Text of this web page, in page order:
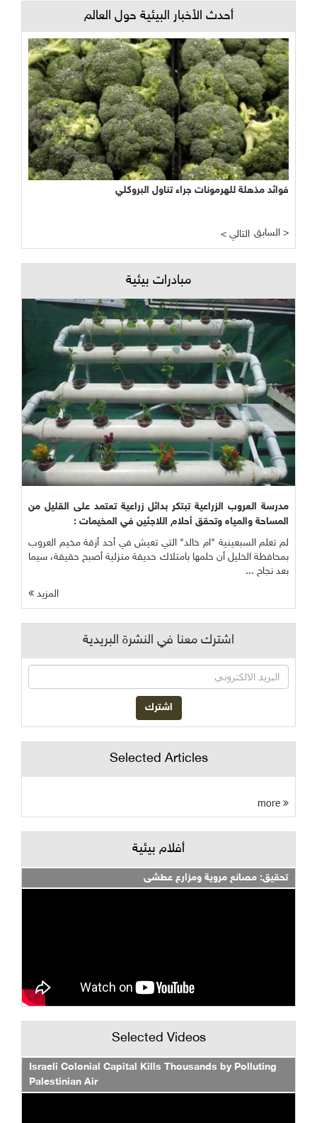
أحدث الأخبار البيئية حول العالم
فوائد مذهلة للهرمونات جراء تناول البروكلي
< التالي السابق >
مبادرات بيئية
مدرسة العروب الزراعية تبتكر بدائل زراعية تعتمد على القليل من
المساحة والمياه وتحقق أحلام اللاجئين في المخيمات :
لم تعلم السبعينية "ام خالد" التي تعيش في أحد أزقة مخيم العروب
بمحافظة الخليل أن حلمها بامتلاك حديقة منزلية أصبح حقيقة، سيما
بعد نجاح ...
المزيد
اشترك معنا في النشرة البريدية
Selected Articles
أفلام بيئية
تحقيق: مصانع مروية ومزارع عطشى
Selected Videos
Israeli Colonial Capital Kills Thousands by Polluting
Palestinian Air